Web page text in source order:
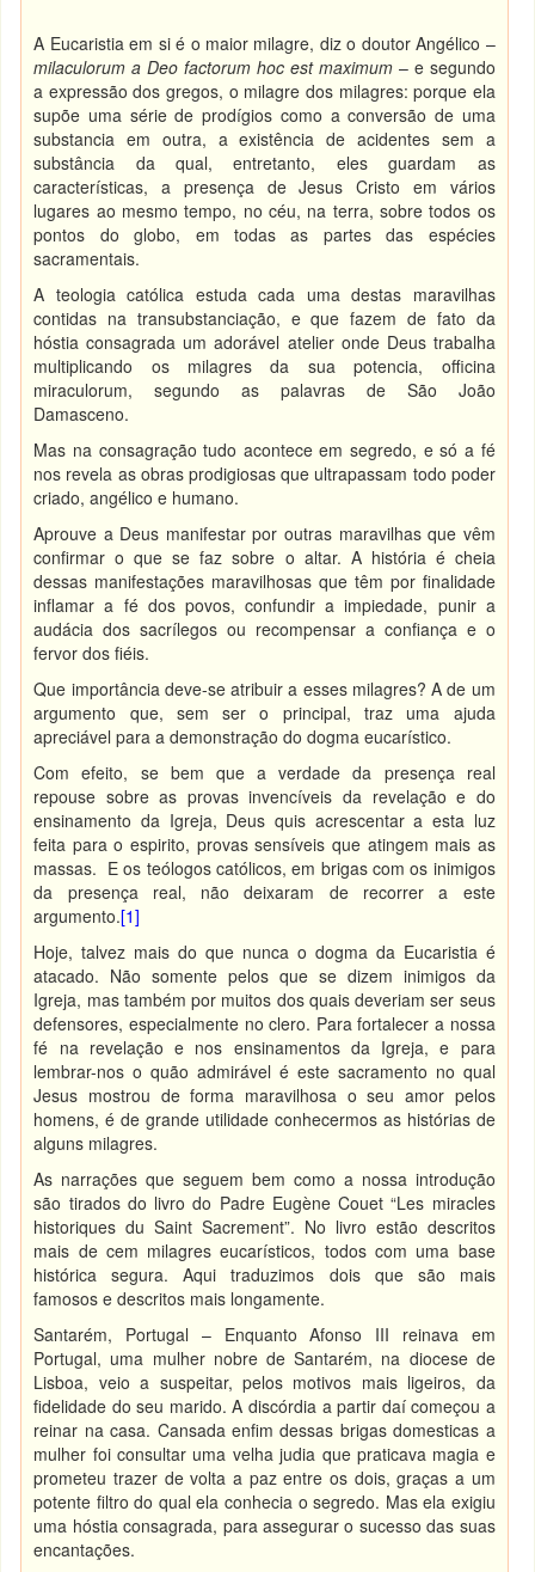
A Eucaristia em si é o maior milagre, diz o doutor Angélico –
milaculorum a Deo factorum hoc est maximum– e segundo
a expressão dos gregos, o milagre dos milagres: porque ela
supõe uma série de prodígios como a conversão de uma
substancia em outra, a existência de acidentes sem a
substância da qual, entretanto, eles guardam as
características, a presença de Jesus Cristo em vários
lugares ao mesmo tempo, no céu, na terra, sobre todos os
pontos do globo, em todas as partes das espécies
sacramentais.
A teologia católica estuda cada uma destas maravilhas
contidas na transubstanciação, e que fazem de fato da
hóstia consagrada um adorável atelier onde Deus trabalha
multiplicando os milagres da sua potencia, officina
miraculorum, segundo as palavras de São João
Damasceno.
Mas na consagração tudo acontece em segredo, e só a fé
nos revela as obras prodigiosas que ultrapassam todo poder
criado, angélico e humano.
Aprouve a Deus manifestar por outras maravilhas que vêm
confirmar o que se faz sobre o altar. A história é cheia
dessas manifestações maravilhosas que têm por finalidade
inflamar a fé dos povos, confundir a impiedade, punir a
audácia dos sacrílegos ou recompensar a confiança e o
fervor dos fiéis.
Que importância deve-se atribuir a esses milagres? A de um
argumento que, sem ser o principal, traz uma ajuda
apreciável para a demonstração do dogma eucarístico.
Com efeito, se bem que a verdade da presença real
repouse sobre as provas invencíveis da revelação e do
ensinamento da Igreja, Deus quis acrescentar a esta luz
feita para o espirito, provas sensíveis que atingem mais as
massas. E os teólogos católicos, em brigas com os inimigos
da presença real, não deixaram de recorrer a este
argumento.[1]
Hoje, talvez mais do que nunca o dogma da Eucaristia é
atacado. Não somente pelos que se dizem inimigos da
Igreja, mas também por muitos dos quais deveriam ser seus
defensores, especialmente no clero. Para fortalecer a nossa
fé na revelação e nos ensinamentos da Igreja, e para
lembrar-nos o quão admirável é este sacramento no qual
Jesus mostrou de forma maravilhosa o seu amor pelos
homens, é de grande utilidade conhecermos as histórias de
alguns milagres.
As narrações que seguem bem como a nossa introdução
são tirados do livro do Padre Eugène Couet “Les miracles
historiques du Saint Sacrement”. No livro estão descritos
mais de cem milagres eucarísticos, todos com uma base
histórica segura. Aqui traduzimos dois que são mais
famosos e descritos mais longamente.
Santarém, Portugal – Enquanto Afonso III reinava em
Portugal, uma mulher nobre de Santarém, na diocese de
Lisboa, veio a suspeitar, pelos motivos mais ligeiros, da
fidelidade do seu marido. A discórdia a partir daí começou a
reinar na casa. Cansada enfim dessas brigas domesticas a
mulher foi consultar uma velha judia que praticava magia e
prometeu trazer de volta a paz entre os dois, graças a um
potente filtro do qual ela conhecia o segredo. Mas ela exigiu
uma hóstia consagrada, para assegurar o sucesso das suas
encantações.